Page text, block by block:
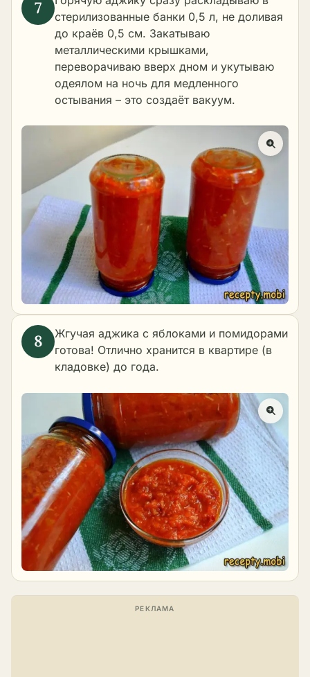
стерилизованные банки 0,5 л, не доливая
до краёв 0,5 см. Закатываю
металлическими крышками,
переворачиваю вверх дном и укутываю
одеялом на ночь для медленного
остывания – это создаёт вакуум.
Жгучая аджика с яблоками и помидорами
готова! Отлично хранится в квартире (в
кладовке) до года.